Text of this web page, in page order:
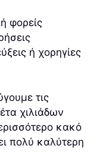
φορείς
ή χορηγίες
τις
χιλιάδων
κακό
πολύ καλύτερη